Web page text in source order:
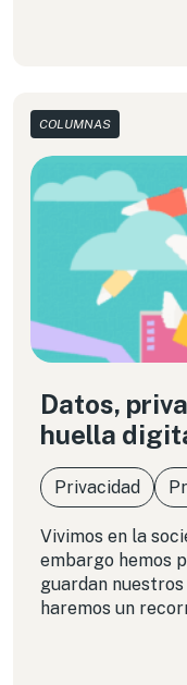
COLUMNAS
Datos,
huella
Privacidad
Vivimos en la
embargo hemos
guardan
haremos un
largo de las